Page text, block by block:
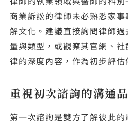
商業訴訟的律師未必熟悉家
解文化。建議直接詢問律師
量與類型，或觀察其官網、
律的深度內容，作為初步評估
重視初次諮詢的溝通
第一次諮詢是雙方了解彼此